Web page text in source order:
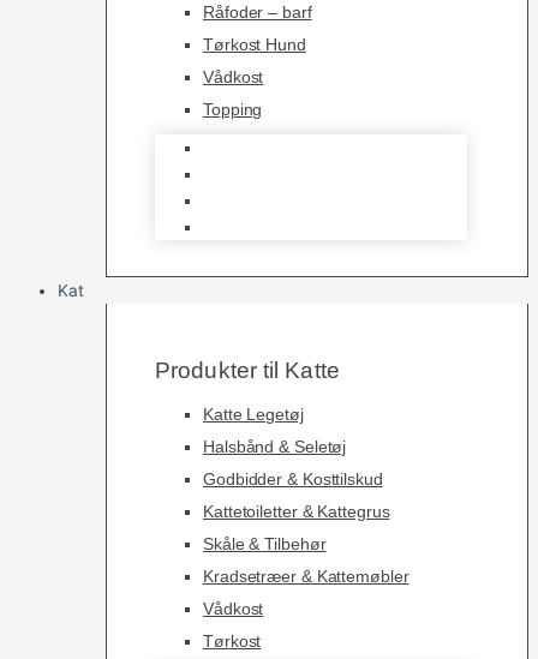
Råfoder – barf
Tørkost Hund
Vådkost
Topping
Kat
Produkter til Katte
Katte Legetøj
Halsbånd & Seletøj
Godbidder & Kosttilskud
Kattetoiletter & Kattegrus
Skåle & Tilbehør
Kradsetræer & Kattemøbler
Vådkost
Tørkost